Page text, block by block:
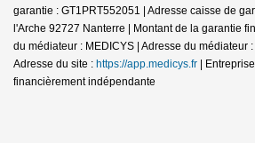
garantie : GT1PRT552051 | Adresse caisse de
l'Arche 92727 Nanterre | Montant de la garantie
du médiateur : MEDICYS | Adresse du médiateur
Adresse du site : https://app.medicys.fr |
financièrement indépendante